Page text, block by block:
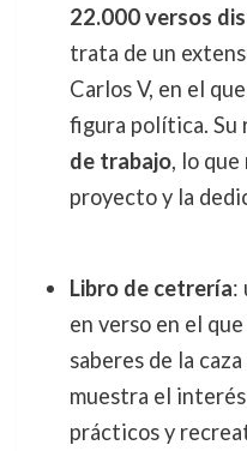
22.000 versos
trata de un
Carlos V, en el
figura política. Su
de trabajo, lo
proyecto y la
Libro de cetrería:
en verso en el
saberes de la
muestra el
prácticos y